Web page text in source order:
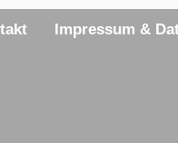
Impressum &